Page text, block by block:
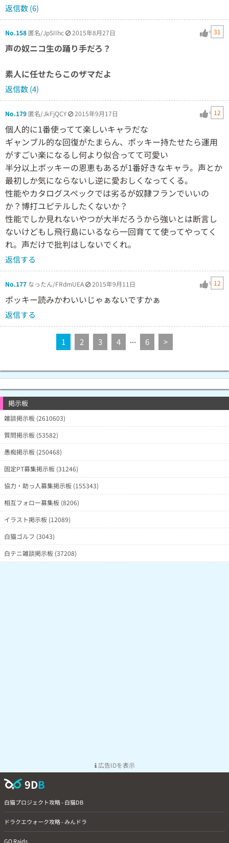
返信数 (6)
No.158 匿名/JpSIIhc 2015年8月27日 31
声の奴ニコ生の踊り手だろ？
素人に任せたらこのザマだよ
返信数 (4)
No.179 匿名/JkFjQCY 2015年9月17日 12
個人的に1番使ってて楽しいキャラだな
ギャンブル的な回復がたまらん、ポッキー持たせたら運用
がすごい楽になるし何より似合ってて可愛い
半分以上ポッキーの恩恵もあるが1番好きなキャラ。声とか
最初しか気にならないし逆に愛おしくなってくる。
性能やカタログスペックでは劣るが奴隷フランでいいの
か？博打ユピテルしたくないか？
性能でしか見れないやつが大半だろうから強いとは断言し
ないけどもし飛行島にいるなら一回育てて使ってやってく
れ。声だけで批判はしないでくれ。
返信する
No.177 なったん/FRdmUEA 2015年9月11日 12
ポッキー読みかわいいじゃぁないですかぁ
返信する
1 2 3 4 ... 6 >
掲示板
雑談掲示板 (2610603)
質問掲示板 (53582)
愚痴掲示板 (250468)
固定PT募集掲示板 (31246)
協力・助っ人募集掲示板 (155343)
相互フォロー募集板 (8206)
イラスト掲示板 (12089)
白猫ゴルフ (3043)
白テニ雑談掲示板 (37208)
広告IDを表示
9DB
白猫プロジェクト攻略 - 白猫DB
ドラクエウォーク攻略 - みんドラ
GO Raids